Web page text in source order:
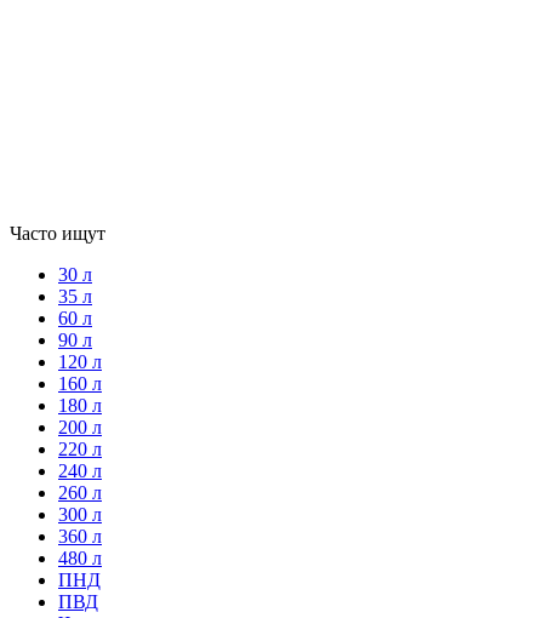
Часто ищут
30 л
35 л
60 л
90 л
120 л
160 л
180 л
200 л
220 л
240 л
260 л
300 л
360 л
480 л
ПНД
ПВД